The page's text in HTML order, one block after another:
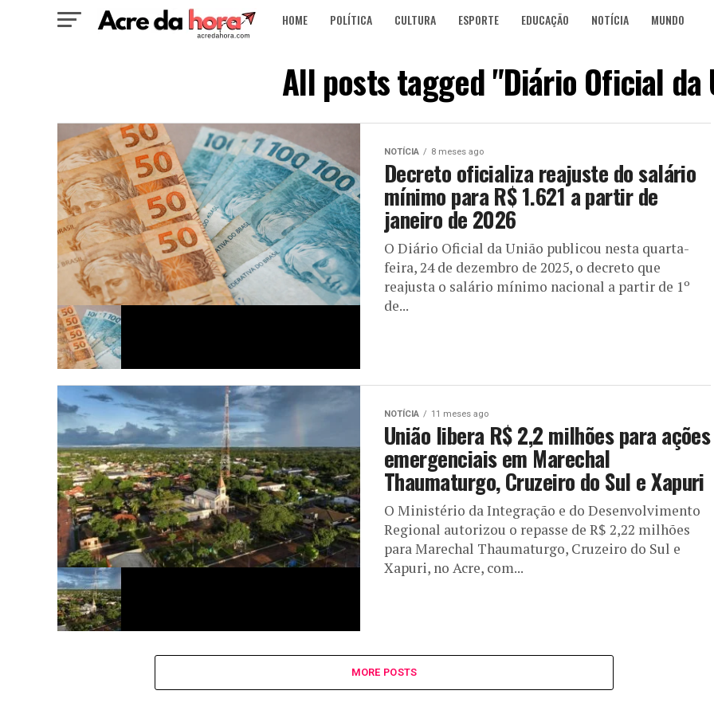
HOME POLÍTICA CULTURA ESPORTE EDUCAÇÃO NOTÍCIA MUNDO
All posts tagged "Diário Oficial da
NOTÍCIA 8 meses ago
Decreto oficializa reajuste do salário
mínimo para R$ 1.621 a partir de
janeiro de 2026
O Diário Oficial da União publicou nesta quarta-
feira, 24 de dezembro de 2025, o decreto que
reajusta o salário mínimo nacional a partir de 1º
de...
NOTÍCIA 11 meses ago
União libera R$ 2,2 milhões para ações
emergenciais em Marechal
Thaumaturgo, Cruzeiro do Sul e Xapuri
O Ministério da Integração e do Desenvolvimento
Regional autorizou o repasse de R$ 2,22 milhões
para Marechal Thaumaturgo, Cruzeiro do Sul e
Xapuri, no Acre, com...
MORE POSTS